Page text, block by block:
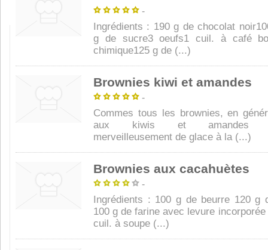
-
Ingrédients : 190 g de chocolat
g de sucre3 oeufs1 cuil. à café
chimique125 g de (...)
Brownies kiwi et amandes
-
Commes tous les brownies, en
aux kiwis et amandes
merveilleusement de glace à la (...)
Brownies aux cacahuètes
-
Ingrédients : 100 g de beurre 120 g
100 g de farine avec levure
cuil. à soupe (...)